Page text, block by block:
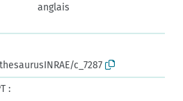
anglais
c_7287
: